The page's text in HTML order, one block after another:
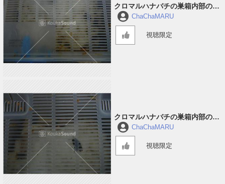
クロマルハナバチの巣箱内部の音
#2
ChaChaMARU
視聴限定
クロマルハナバチの巣箱内部の音
#1
ChaChaMARU
視聴限定